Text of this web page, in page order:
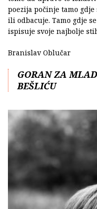
poezija počinje tamo
ili odbacuje. Tamo gdje
ispisuje svoje najbolje
Branislav Oblučar
GORAN ZA
BEŠLIĆU